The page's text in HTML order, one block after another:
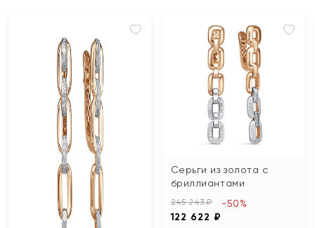
Серьги из золота с
бриллиантами
245 243 ₽
122 622 ₽
-50%